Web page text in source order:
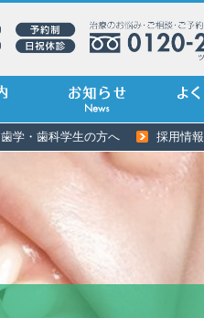
歯学・歯科学生の方へ 採用情報